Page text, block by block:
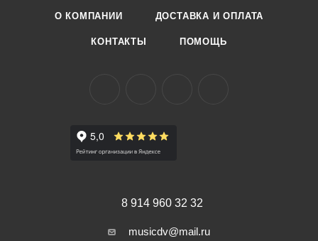
О КОМПАНИИ ДОСТАВКА И ОПЛАТА
КОНТАКТЫ ПОМОЩЬ
8 914 960 32 32
musicdv@mail.ru